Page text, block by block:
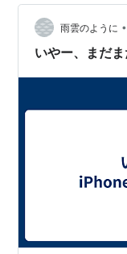
で、 私には、と
れる必要もなく、
トノイズとは？
雨雲のように •
いやー、まだ